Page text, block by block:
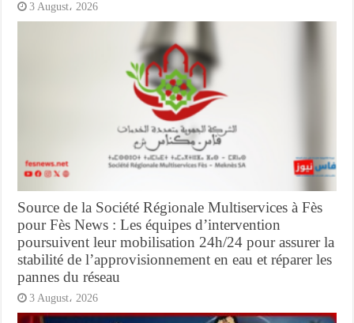
3 August، 2026
Source de la Société Régionale Multiservices à Fès
pour Fès News : Les équipes d’intervention
poursuivent leur mobilisation 24h/24 pour assurer la
stabilité de l’approvisionnement en eau et réparer les
pannes du réseau
3 August، 2026